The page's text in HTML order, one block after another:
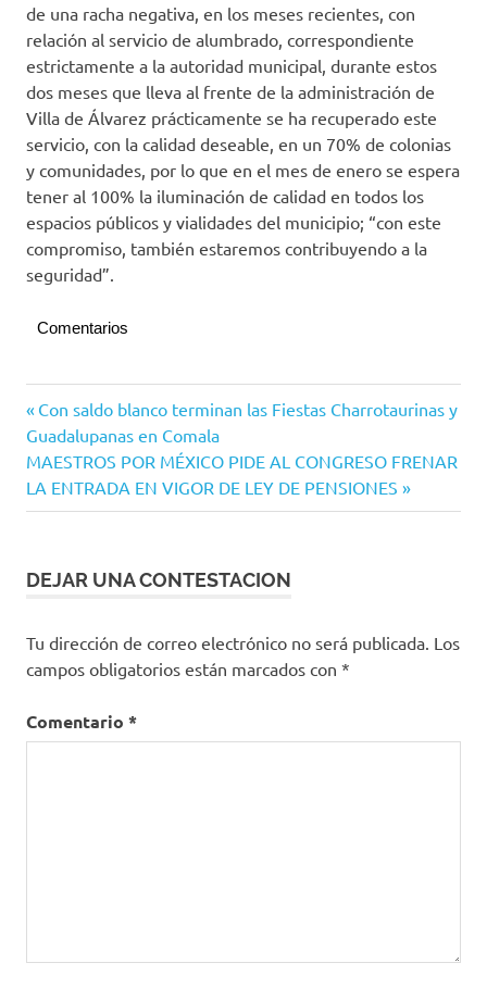
de una racha negativa, en los meses recientes, con
relación al servicio de alumbrado, correspondiente
estrictamente a la autoridad municipal, durante estos
dos meses que lleva al frente de la administración de
Villa de Álvarez prácticamente se ha recuperado este
servicio, con la calidad deseable, en un 70% de colonias
y comunidades, por lo que en el mes de enero se espera
tener al 100% la iluminación de calidad en todos los
espacios públicos y vialidades del municipio; “con este
compromiso, también estaremos contribuyendo a la
seguridad”.
Comentarios
Álvarez
Navegación
de
entradas
Entrada
anterior:
Con saldo blanco terminan las Fiestas Charrotaurinas y
Guadalupanas en Comala
Siguiente
entrada:
MAESTROS POR MÉXICO PIDE AL CONGRESO FRENAR
LA ENTRADA EN VIGOR DE LEY DE PENSIONES
DEJAR UNA CONTESTACION
Tu dirección de correo electrónico no será publicada. Los
campos obligatorios están marcados con *
Comentario *